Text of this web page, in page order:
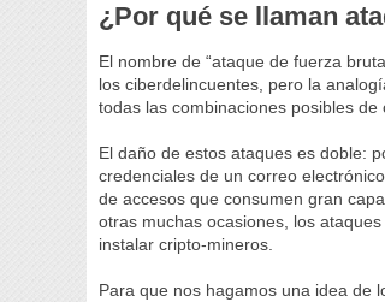
¿Por qué se llaman
El nombre de “ataque de fuerza
los ciberdelincuentes, pero la
todas las combinaciones posibles
El daño de estos ataques es doble:
credenciales de un correo
de accesos que consumen gran
otras muchas ocasiones, los
instalar cripto-mineros.
Para que nos hagamos una idea de